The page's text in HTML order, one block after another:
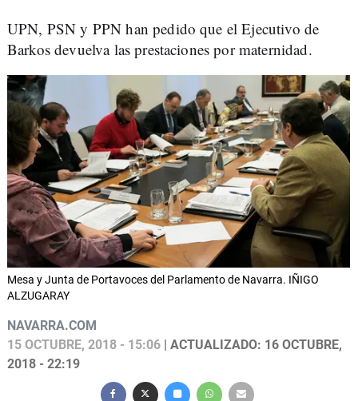
UPN, PSN y PPN han pedido que el Ejecutivo de
Barkos devuelva las prestaciones por maternidad.
Mesa y Junta de Portavoces del Parlamento de Navarra. IÑIGO
ALZUGARAY
NAVARRA.COM
15 OCTUBRE, 2018 - 15:06 | ACTUALIZADO: 16 OCTUBRE,
2018 - 22:19